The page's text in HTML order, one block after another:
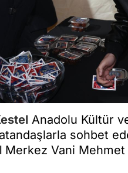
Anadolu Kültür
sohbet
Merkez Vani Mehmet